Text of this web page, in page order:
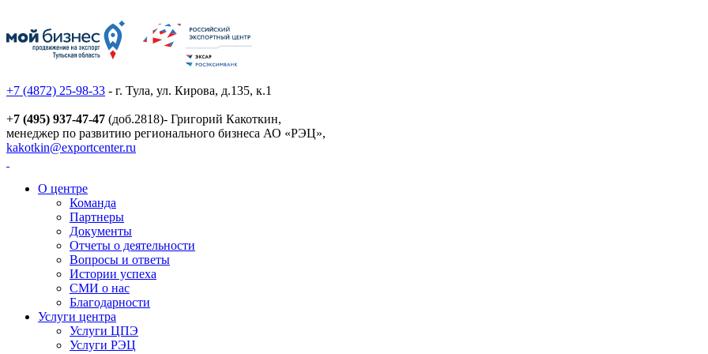
+7 (4872) 25-98-33 - г. Тула, ул. Кирова, д.135, к.1
+7 (495) 937-47-47 (доб.2818)- Григорий Какоткин,
менеджер по развитию регионального бизнеса АО «РЭЦ»,
kakotkin@exportcenter.ru
О центре
Команда
Партнеры
Документы
Отчеты о деятельности
Вопросы и ответы
Истории успеха
СМИ о нас
Благодарности
Услуги центра
Услуги ЦПЭ
Услуги РЭЦ